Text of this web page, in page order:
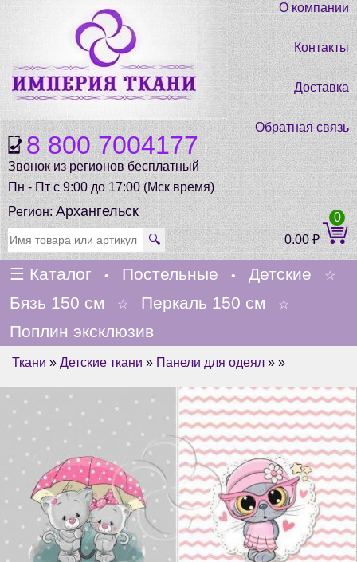
8 800 7004177
Звонок из регионов бесплатный
Пн - Пт с 9:00 до 17:00 (Мск время)
О компании
Контакты
Доставка
Обратная связь
Регион:Архангельск
🔍 0.00₽
0
☰ Каталог • Постельные • Детские ☆
Бязь 150 см ☆ Перкаль 150 см ☆
Поплин эксклюзив
Ткани » Детские ткани » Панели для одеял » »